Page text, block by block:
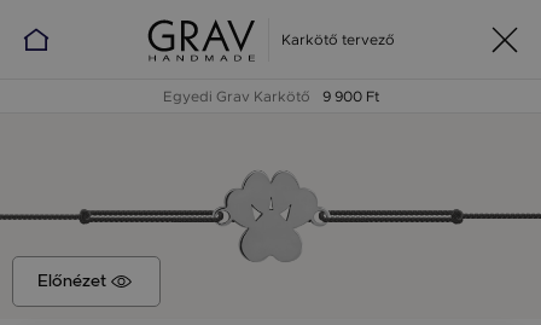
Karkötő tervező
Egyedi Grav Karkötő 9 900 Ft
Előnézet